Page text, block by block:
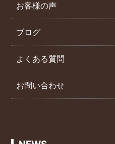
お客様の声
ブログ
よくある質問
お問い合わせ